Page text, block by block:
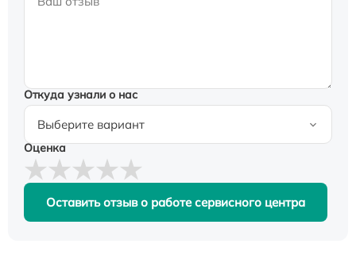
Откуда узнали о нас
Оценка
Оставить отзыв о работе сервисного центра